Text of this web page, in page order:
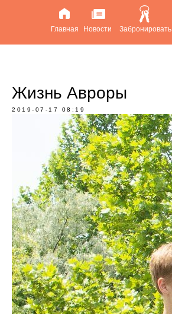
Главная Новости Забронировать
Жизнь Авроры
2019-07-17 08:19